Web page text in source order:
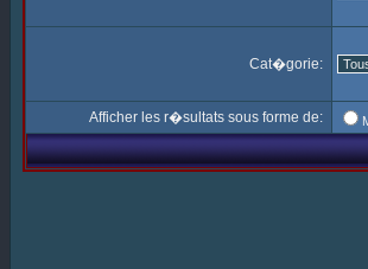
Cat�gorie:
Afficher les r�sultats sous forme de: